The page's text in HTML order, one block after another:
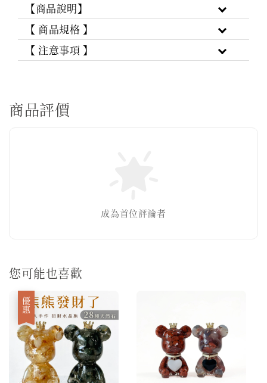
【商品說明】
【 商品規格 】
【 注意事項 】
商品評價
成為首位評論者
您可能也喜歡
優惠